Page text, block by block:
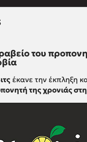
του
έκανε την έκπληξη
της χρονιάς